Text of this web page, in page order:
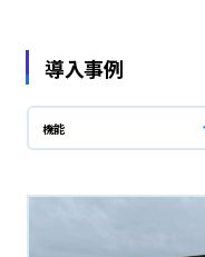
導入事例
機能
製薬業界向けサービス
TXP Research